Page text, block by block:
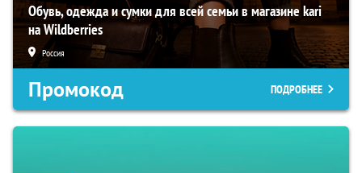
Обувь, одежда и сумки для всей семьи в магазине kari
на Wildberries
Россия
Промокод ПОДРОБНЕЕ